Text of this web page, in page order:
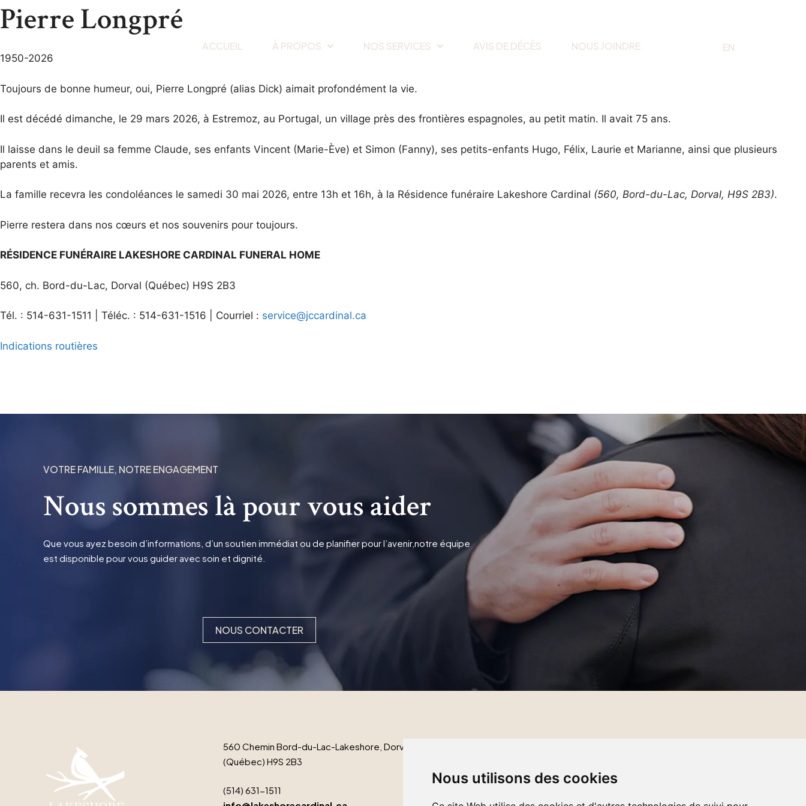
Nous utilisons des cookies
ACCUEIL À PROPOS NOS SERVICES AVIS DE DÉCÈS NOUS JOINDRE EN
Pierre Longpré
1950-2026
Toujours de bonne humeur, oui, Pierre Longpré (alias Dick) aimait profondément la vie.
Il est décédé dimanche, le 29 mars 2026, à Estremoz, au Portugal, un village près des frontières espagnoles, au petit matin. Il avait 75 ans.
Il laisse dans le deuil sa femme Claude, ses enfants Vincent (Marie-Ève) et Simon (Fanny), ses petits-enfants Hugo, Félix, Laurie et Marianne, ainsi que plusieurs
parents et amis.
La famille recevra les condoléances le samedi 30 mai 2026, entre 13h et 16h, à la Résidence funéraire Lakeshore Cardinal (560, Bord-du-Lac, Dorval, H9S 2B3).
Pierre restera dans nos cœurs et nos souvenirs pour toujours.
RÉSIDENCE FUNÉRAIRE LAKESHORE CARDINAL FUNERAL HOME
560, ch. Bord-du-Lac, Dorval (Québec) H9S 2B3
Tél. : 514-631-1511 | Téléc. : 514-631-1516 | Courriel : service@jccardinal.ca
Indications routières
VOTRE FAMILLE, NOTRE ENGAGEMENT
Nous sommes là pour vous aider
Que vous ayez besoin d’informations, d’un soutien immédiat ou de planifier pour l’avenir,notre équipe
est disponible pour vous guider avec soin et dignité.
NOUS CONTACTER
560 Chemin Bord-du-Lac-Lakeshore, Dorval
(Québec) H9S 2B3
(514) 631-1511
À PROPOS